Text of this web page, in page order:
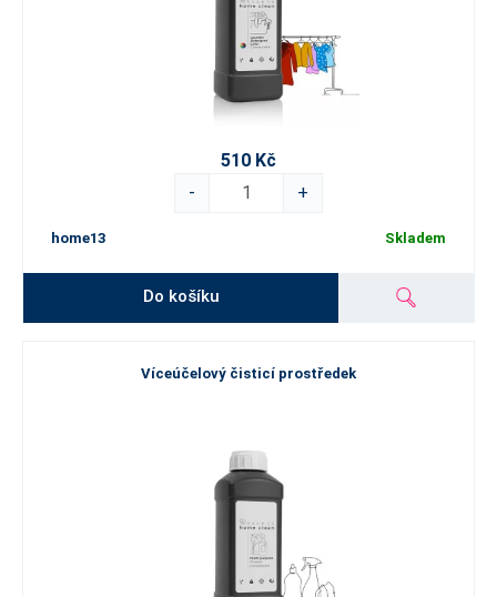
510 Kč
-
+
home13 Skladem
Do košíku
Víceúčelový čisticí prostředek